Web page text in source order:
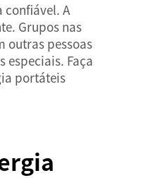
confiável. A
Grupos nas
outras pessoas
especiais. Faça
portáteis